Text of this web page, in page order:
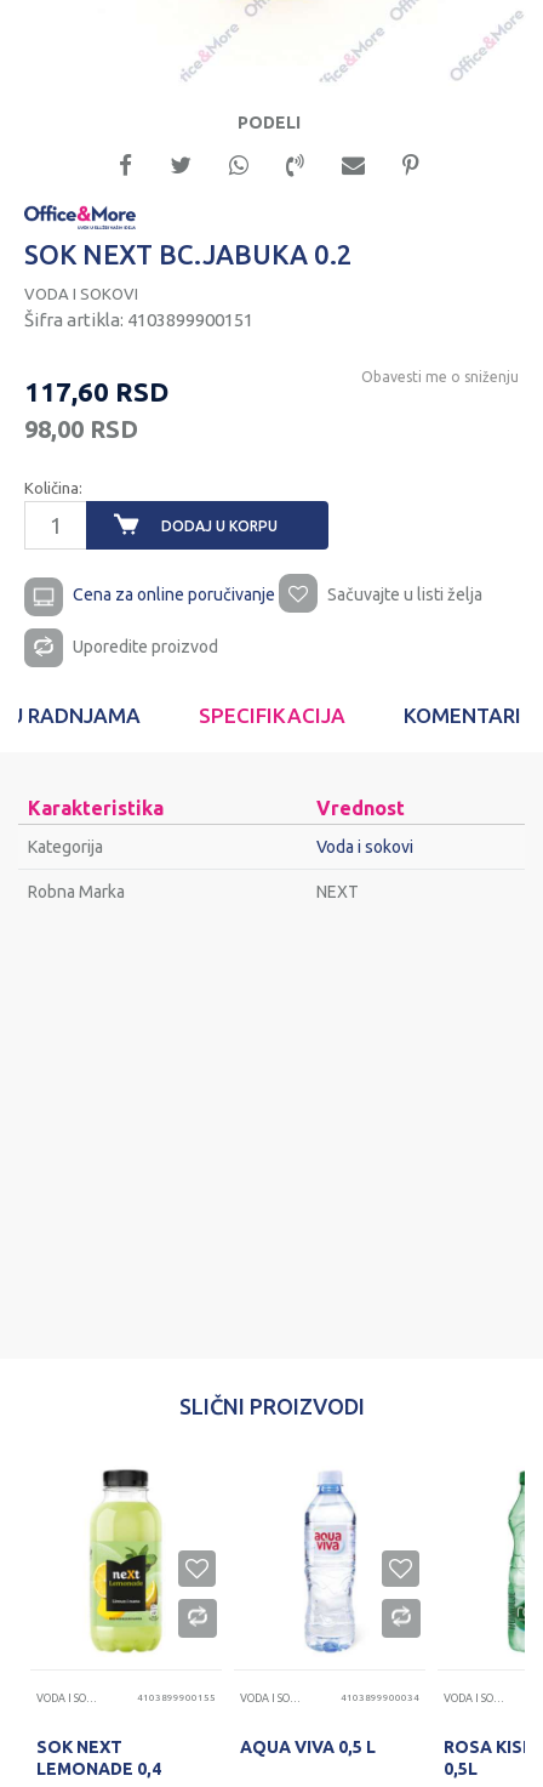
PODELI
SOK NEXT BC.JABUKA 0.2
VODA I SOKOVI
Šifra artikla: 4103899900151
117,60 RSD
98,00 RSD
Obavesti me o sniženju
Količina:
DODAJ U KORPU
Cena za online poručivanje Sačuvajte u listi želja
Uporedite proizvod
U RADNJAMA SPECIFIKACIJA KOMENTARI
Karakteristika Vrednost
Kategorija Voda i sokovi
Robna Marka NEXT
SLIČNI PROIZVODI
4103899900155
SOK NEXT
LEMONADE 0,4
4103899900034
AQUA VIVA 0,5 L
ROSA
0,5L